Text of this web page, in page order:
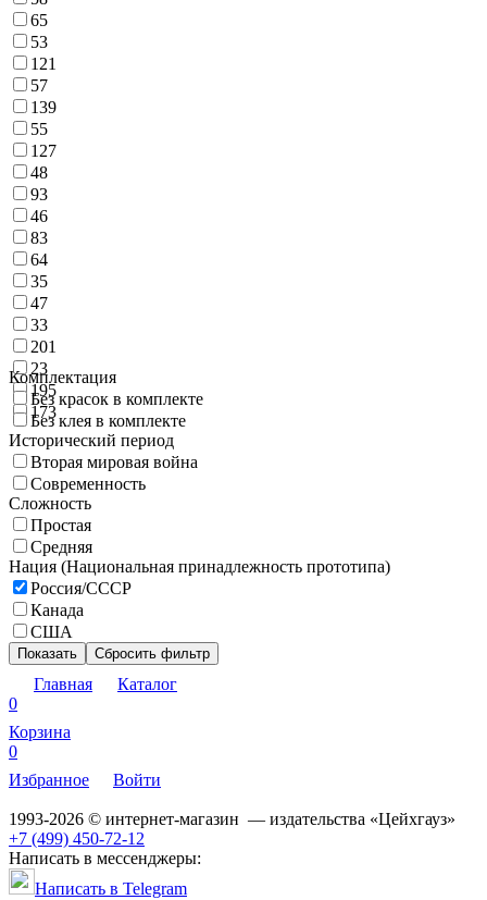
65
53
121
57
139
55
127
48
93
46
83
64
35
47
33
201
23
195
173
Комплектация
Без красок в комплекте
Без клея в комплекте
Исторический период
Вторая мировая война
Современность
Сложность
Простая
Средняя
Нация (Национальная принадлежность прототипа)
Россия/СССР
Канада
США
Показать Сбросить фильтр
Главная
Каталог
0
Корзина
0
Избранное
Войти
1993-2026 © интернет-магазин — издательства «Цейхгауз»
+7 (499) 450-72-12
Написать в мессенджеры:
Написать в Telegram